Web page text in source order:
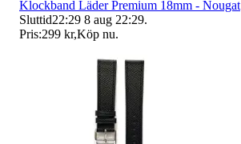
Klockband Läder Premium 18mm - Nougat
Sluttid22:29 8 aug 22:29.
Pris:299 kr,Köp nu.